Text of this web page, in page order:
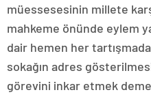
müessesesinin millete
mahkeme önünde eylem
dair hemen her
sokağın adres
görevini inkar etmek